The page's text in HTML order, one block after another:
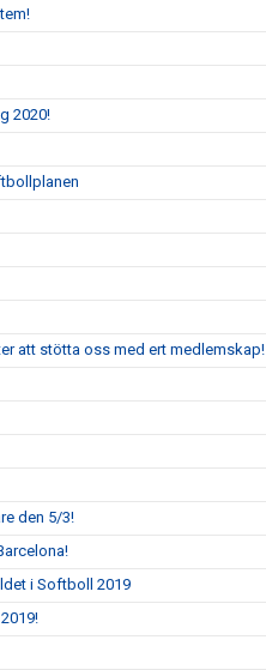
2020!
att stötta oss med ert medlemskap!
den 5/3!
i Softboll 2019